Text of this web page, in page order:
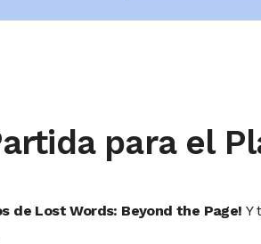
para el
de Lost Words: Beyond the Page! Y